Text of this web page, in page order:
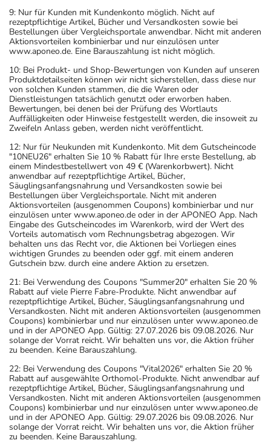
9: Nur für Kunden mit Kundenkonto möglich. Nicht auf
rezeptpflichtige Artikel, Bücher und Versandkosten sowie bei
Bestellungen über Vergleichsportale anwendbar. Nicht mit anderen
Aktionsvorteilen kombinierbar und nur einzulösen unter
www.aponeo.de. Eine Barauszahlung ist nicht möglich.
10: Bei Produkt- und Shop-Bewertungen von Kunden auf unseren
Produktdetailseiten können wir nicht sicherstellen, dass diese nur
von solchen Kunden stammen, die die Waren oder
Dienstleistungen tatsächlich genutzt oder erworben haben.
Bewertungen, bei denen bei der Prüfung des Wortlauts
Auffälligkeiten oder Hinweise festgestellt werden, die insoweit zu
Zweifeln Anlass geben, werden nicht veröffentlicht.
12: Nur für Neukunden mit Kundenkonto. Mit dem Gutscheincode
"10NEU26" erhalten Sie 10 % Rabatt für Ihre erste Bestellung, ab
einem Mindestbestellwert von 49 € (Warenkorbwert). Nicht
anwendbar auf rezeptpflichtige Artikel, Bücher,
Säuglingsanfangsnahrung und Versandkosten sowie bei
Bestellungen über Vergleichsportale. Nicht mit anderen
Aktionsvorteilen (ausgenommen Coupons) kombinierbar und nur
einzulösen unter www.aponeo.de oder in der APONEO App. Nach
Eingabe des Gutscheincodes im Warenkorb, wird der Wert des
Vorteils automatisch vom Rechnungsbetrag abgezogen. Wir
behalten uns das Recht vor, die Aktionen bei Vorliegen eines
wichtigen Grundes zu beenden oder ggf. mit einem anderen
Gutschein bzw. durch eine andere Aktion zu ersetzen.
21: Bei Verwendung des Coupons "Summer20" erhalten Sie 20 %
Rabatt auf viele Pierre Fabre-Produkte. Nicht anwendbar auf
rezeptpflichtige Artikel, Bücher, Säuglingsanfangsnahrung und
Versandkosten. Nicht mit anderen Aktionsvorteilen (ausgenommen
Coupons) kombinierbar und nur einzulösen unter www.aponeo.de
und in der APONEO App. Gültig: 27.07.2026 bis 09.08.2026. Nur
solange der Vorrat reicht. Wir behalten uns vor, die Aktion früher
zu beenden. Keine Barauszahlung.
22: Bei Verwendung des Coupons "Vital2026" erhalten Sie 20 %
Rabatt auf ausgewählte Orthomol-Produkte. Nicht anwendbar auf
rezeptpflichtige Artikel, Bücher, Säuglingsanfangsnahrung und
Versandkosten. Nicht mit anderen Aktionsvorteilen (ausgenommen
Coupons) kombinierbar und nur einzulösen unter www.aponeo.de
und in der APONEO App. Gültig: 29.07.2026 bis 09.08.2026. Nur
solange der Vorrat reicht. Wir behalten uns vor, die Aktion früher
zu beenden. Keine Barauszahlung.